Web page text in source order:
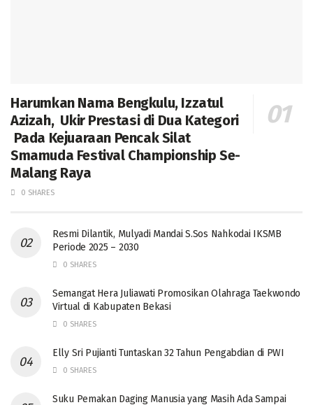
Harumkan Nama Bengkulu, Izzatul
Azizah, Ukir Prestasi di Dua Kategori
Pada Kejuaraan Pencak Silat
Smamuda Festival Championship Se-
Malang Raya
0 SHARES
Resmi Dilantik, Mulyadi Mandai S.Sos Nahkodai IKSMB
Periode 2025 – 2030
0 SHARES
Semangat Hera Juliawati Promosikan Olahraga Taekwondo
Virtual di Kabupaten Bekasi
0 SHARES
Elly Sri Pujianti Tuntaskan 32 Tahun Pengabdian di PWI
0 SHARES
‎Suku Pemakan Daging Manusia yang Masih Ada Sampai